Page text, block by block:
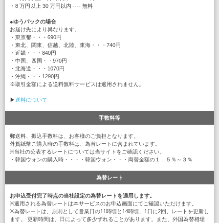
・8 万円以上 30 万円以内 ---- 無料
●ゆうパックの場合
お届け先により異なります。
・東京都・・・690円
・東北、関東、信越、北陸、東海・・・740円
・近畿・・・840円
・中国、四国・・970円
・北海道・・・1070円
・沖縄・・・1290円
※取引金額による送料無料サービスは適用されません。
▶送料について
手数料等
郵送料、振込手数料は、お客様のご負担となります。
外貨紙幣ご購入時の手数料は、為替レートに含まれています。
※当社の公表するレートについては当サイトをご確認ください。
・韓国ウォンの購入時・・・・韓国ウォン・・・両替金額の１．５％～３％
為替レート
お申込受付完了時点の当社設定の為替レートを適用します。
※適用される為替レートは本サービスのお申込画面にてご確認いただけます。
※為替レートは、原則として営業日の11時頃と14時頃、1日に2回、レートを更新し
ます。 更新時間は、日によって多少ずれることがあります。また、外国為替相場